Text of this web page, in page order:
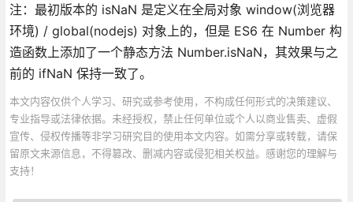
注：最初版本的 isNaN 是定义在全局对象 window(浏览器
环境) / global(nodejs) 对象上的，但是 ES6 在 Number 构
造函数上添加了一个静态方法 Number.isNaN，其效果与之
前的 ifNaN 保持一致了。
本文内容仅供个人学习、研究或参考使用，不构成任何形式的决策建议、
专业指导或法律依据。未经授权，禁止任何单位或个人以商业售卖、虚假
宣传、侵权传播等非学习研究目的使用本文内容。如需分享或转载，请保
留原文来源信息，不得篡改、删减内容或侵犯相关权益。感谢您的理解与
支持！